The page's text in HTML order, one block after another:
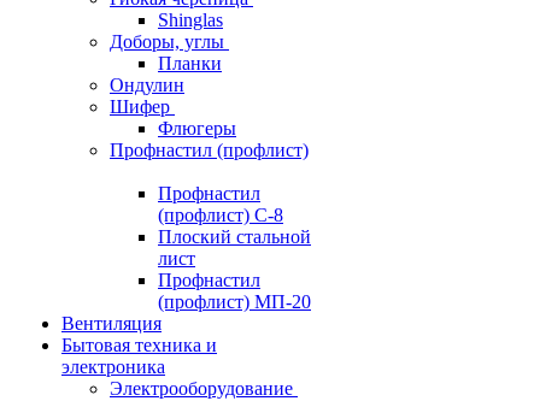
Shinglas
Доборы, углы
Планки
Ондулин
Шифер
Флюгеры
Профнастил (профлист)
Профнастил
(профлист) С-8
Плоский стальной
лист
Профнастил
(профлист) МП-20
Вентиляция
Бытовая техника и
электроника
Электрооборудование